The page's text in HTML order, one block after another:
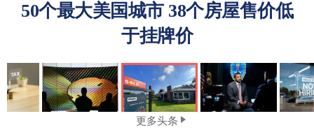
50个最大美国城市 38个房屋售价低
于挂牌价
更多头条